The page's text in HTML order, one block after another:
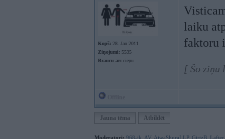
Kopš: 28. Jan 2011
Ziņojumi: 5535
Braucu ar: cieņu
laiku
faktoru
[ Šo ziņu
Jauna tēma Atbildēt
Moderatori: 968-jk AV AiwaShuraLLP, GirtzB Lafter